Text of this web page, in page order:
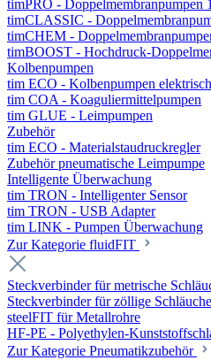
timPRO - Doppelmembranpumpen
timCLASSIC -
timCHEM -
timBOOST - Hochdruck-
Kolbenpumpen
tim ECO - Kolbenpumpen elektrisch
tim COA - Koaguliermittelpumpen
tim GLUE - Leimpumpen
Zubehör
tim ECO - Materialstaudruckregler
Zubehör pneumatische Leimpumpe
Intelligente Überwachung
tim TRON - Intelligenter Sensor
tim TRON - USB Adapter
tim LINK - Pumpen Überwachung
Zur Kategorie fluidFIT
Steckverbinder für metrische
Steckverbinder für zöllige Schläuche
steelFIT für Metallrohre
HF-PE - Polyethylen-
Zur Kategorie Pneumatikzubehör